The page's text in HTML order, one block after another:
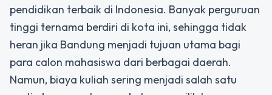
pendidikan terbaik di Indonesia. Banyak perguruan
tinggi ternama berdiri di kota ini, sehingga tidak
heran jika Bandung menjadi tujuan utama bagi
para calon mahasiswa dari berbagai daerah.
Namun, biaya kuliah sering menjadi salah satu